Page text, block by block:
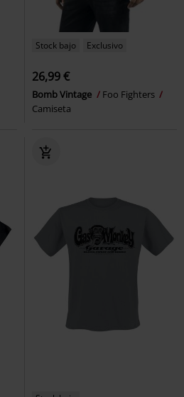
Stock bajo Exclusivo
26,99 €
Bomb Vintage
Foo Fighters
Camiseta